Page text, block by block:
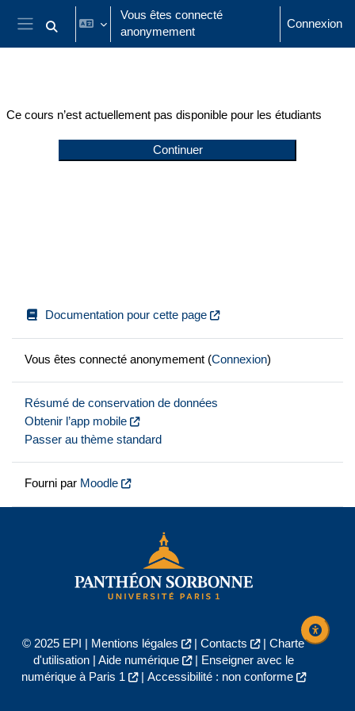
Passer au contenu principal
Panneau latéral
Activer/désactiver la saisie de recherche
Vous êtes connecté
anonymement
Connexion
Ce cours n’est actuellement pas disponible pour les étudiants
Continuer
Documentation pour cette page
Vous êtes connecté anonymement (Connexion)
Résumé de conservation de données
Obtenir l’app mobile
Passer au thème standard
Fourni par Moodle
© 2025 EPI | Mentions légales | Contacts | Charte
d'utilisation| Aide numérique |
Enseigner avec le
numérique à Paris 1
| Accessibilité : non conforme